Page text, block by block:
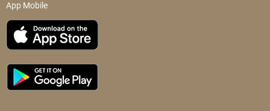
App Mobile